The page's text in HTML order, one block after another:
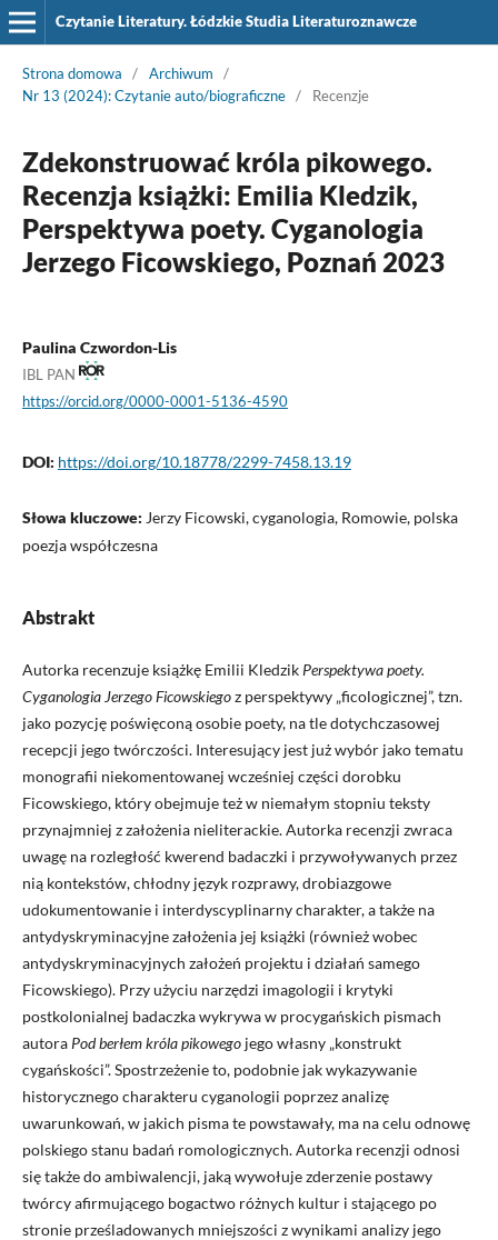
Czytanie Literatury. Łódzkie Studia Literaturoznawcze
Strona domowa / Archiwum
/
Nr 13 (2024): Czytanie auto/biograficzne / Recenzje
Zdekonstruować króla pikowego.
Recenzja książki: Emilia Kledzik,
Perspektywa poety. Cyganologia
Jerzego Ficowskiego, Poznań 2023
Paulina Czwordon-Lis
IBL PAN
https://orcid.org/0000-0001-5136-4590
DOI: https://doi.org/10.18778/2299-7458.13.19
Słowa kluczowe: Jerzy Ficowski, cyganologia, Romowie, polska
poezja współczesna
Abstrakt
Autorka recenzuje książkę Emilii Kledzik Perspektywa poety.
Cyganologia Jerzego Ficowskiegoz perspektywy „ficologicznej”, tzn.
jako pozycję poświęconą osobie poety, na tle dotychczasowej
recepcji jego twórczości. Interesujący jest już wybór jako tematu
monografii niekomentowanej wcześniej części dorobku
Ficowskiego, który obejmuje też w niemałym stopniu teksty
przynajmniej z założenia nieliterackie. Autorka recenzji zwraca
uwagę na rozległość kwerend badaczki i przywoływanych przez
nią kontekstów, chłodny język rozprawy, drobiazgowe
udokumentowanie i interdyscyplinarny charakter, a także na
antydyskryminacyjne założenia jej książki (również wobec
antydyskryminacyjnych założeń projektu i działań samego
Ficowskiego). Przy użyciu narzędzi imagologii i krytyki
postkolonialnej badaczka wykrywa w procygańskich pismach
autora Pod berłem króla pikowegojego własny „konstrukt
cygańskości”. Spostrzeżenie to, podobnie jak wykazywanie
historycznego charakteru cyganologii poprzez analizę
uwarunkowań, w jakich pisma te powstawały, ma na celu odnowę
polskiego stanu badań romologicznych. Autorka recenzji odnosi
się także do ambiwalencji, jaką wywołuje zderzenie postawy
twórcy afirmującego bogactwo różnych kultur i stającego po
stronie prześladowanych mniejszości z wynikami analizy jego